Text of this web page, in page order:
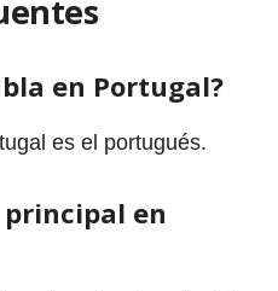
en Portugal?
es el portugués.
principal en